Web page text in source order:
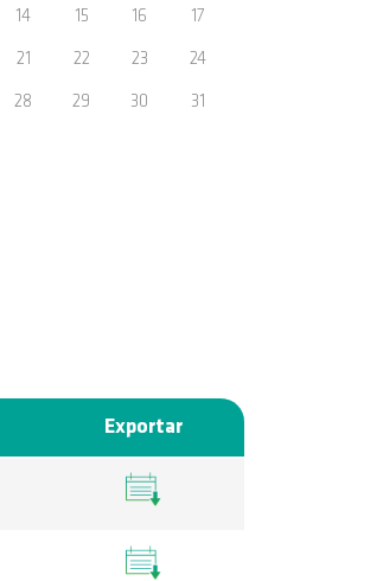
14 15 16 17
21 22 23 24
28 29 30 31
Exportar